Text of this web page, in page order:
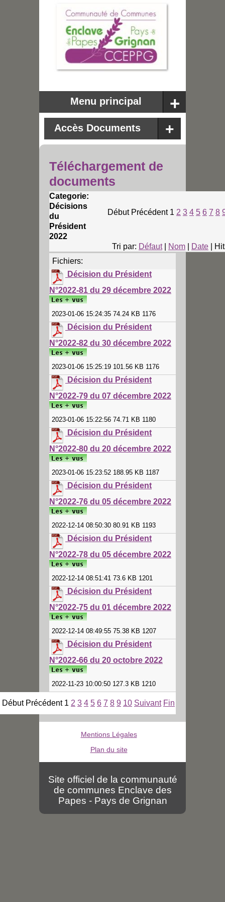
Menu principal
Accès Documents
Téléchargement de
documents
Categorie:
Décisions
du
Président
2022
Début Précédent 1 2 3 4 5 6 7 8
Tri par: Défaut| Nom Date |
Fichiers:
Décision du Président
N°2022-81 du 29 décembre 2022
2023-01-06 15:24:35 74.24 KB 1176
Décision du Président
N°2022-82 du 30 décembre 2022
2023-01-06 15:25:19 101.56 KB 1176
Décision du Président
N°2022-79 du 07 décembre 2022
2023-01-06 15:22:56 74.71 KB 1180
Décision du Président
N°2022-80 du 20 décembre 2022
2023-01-06 15:23:52 188.95 KB 1187
Décision du Président
N°2022-76 du 05 décembre 2022
2022-12-14 08:50:30 80.91 KB 1193
Décision du Président
N°2022-78 du 05 décembre 2022
2022-12-14 08:51:41 73.6 KB 1201
Décision du Président
N°2022-75 du 01 décembre 2022
2022-12-14 08:49:55 75.38 KB 1207
Décision du Président
N°2022-66 du 20 octobre 2022
2022-11-23 10:00:50 127.3 KB 1210
Début Précédent 1 2 3 4 5 6 7 8 9 10 Suivant Fin
Mentions Légales
Plan du site
Site officiel de la communauté
de communes Enclave des
Papes - Pays de Grignan